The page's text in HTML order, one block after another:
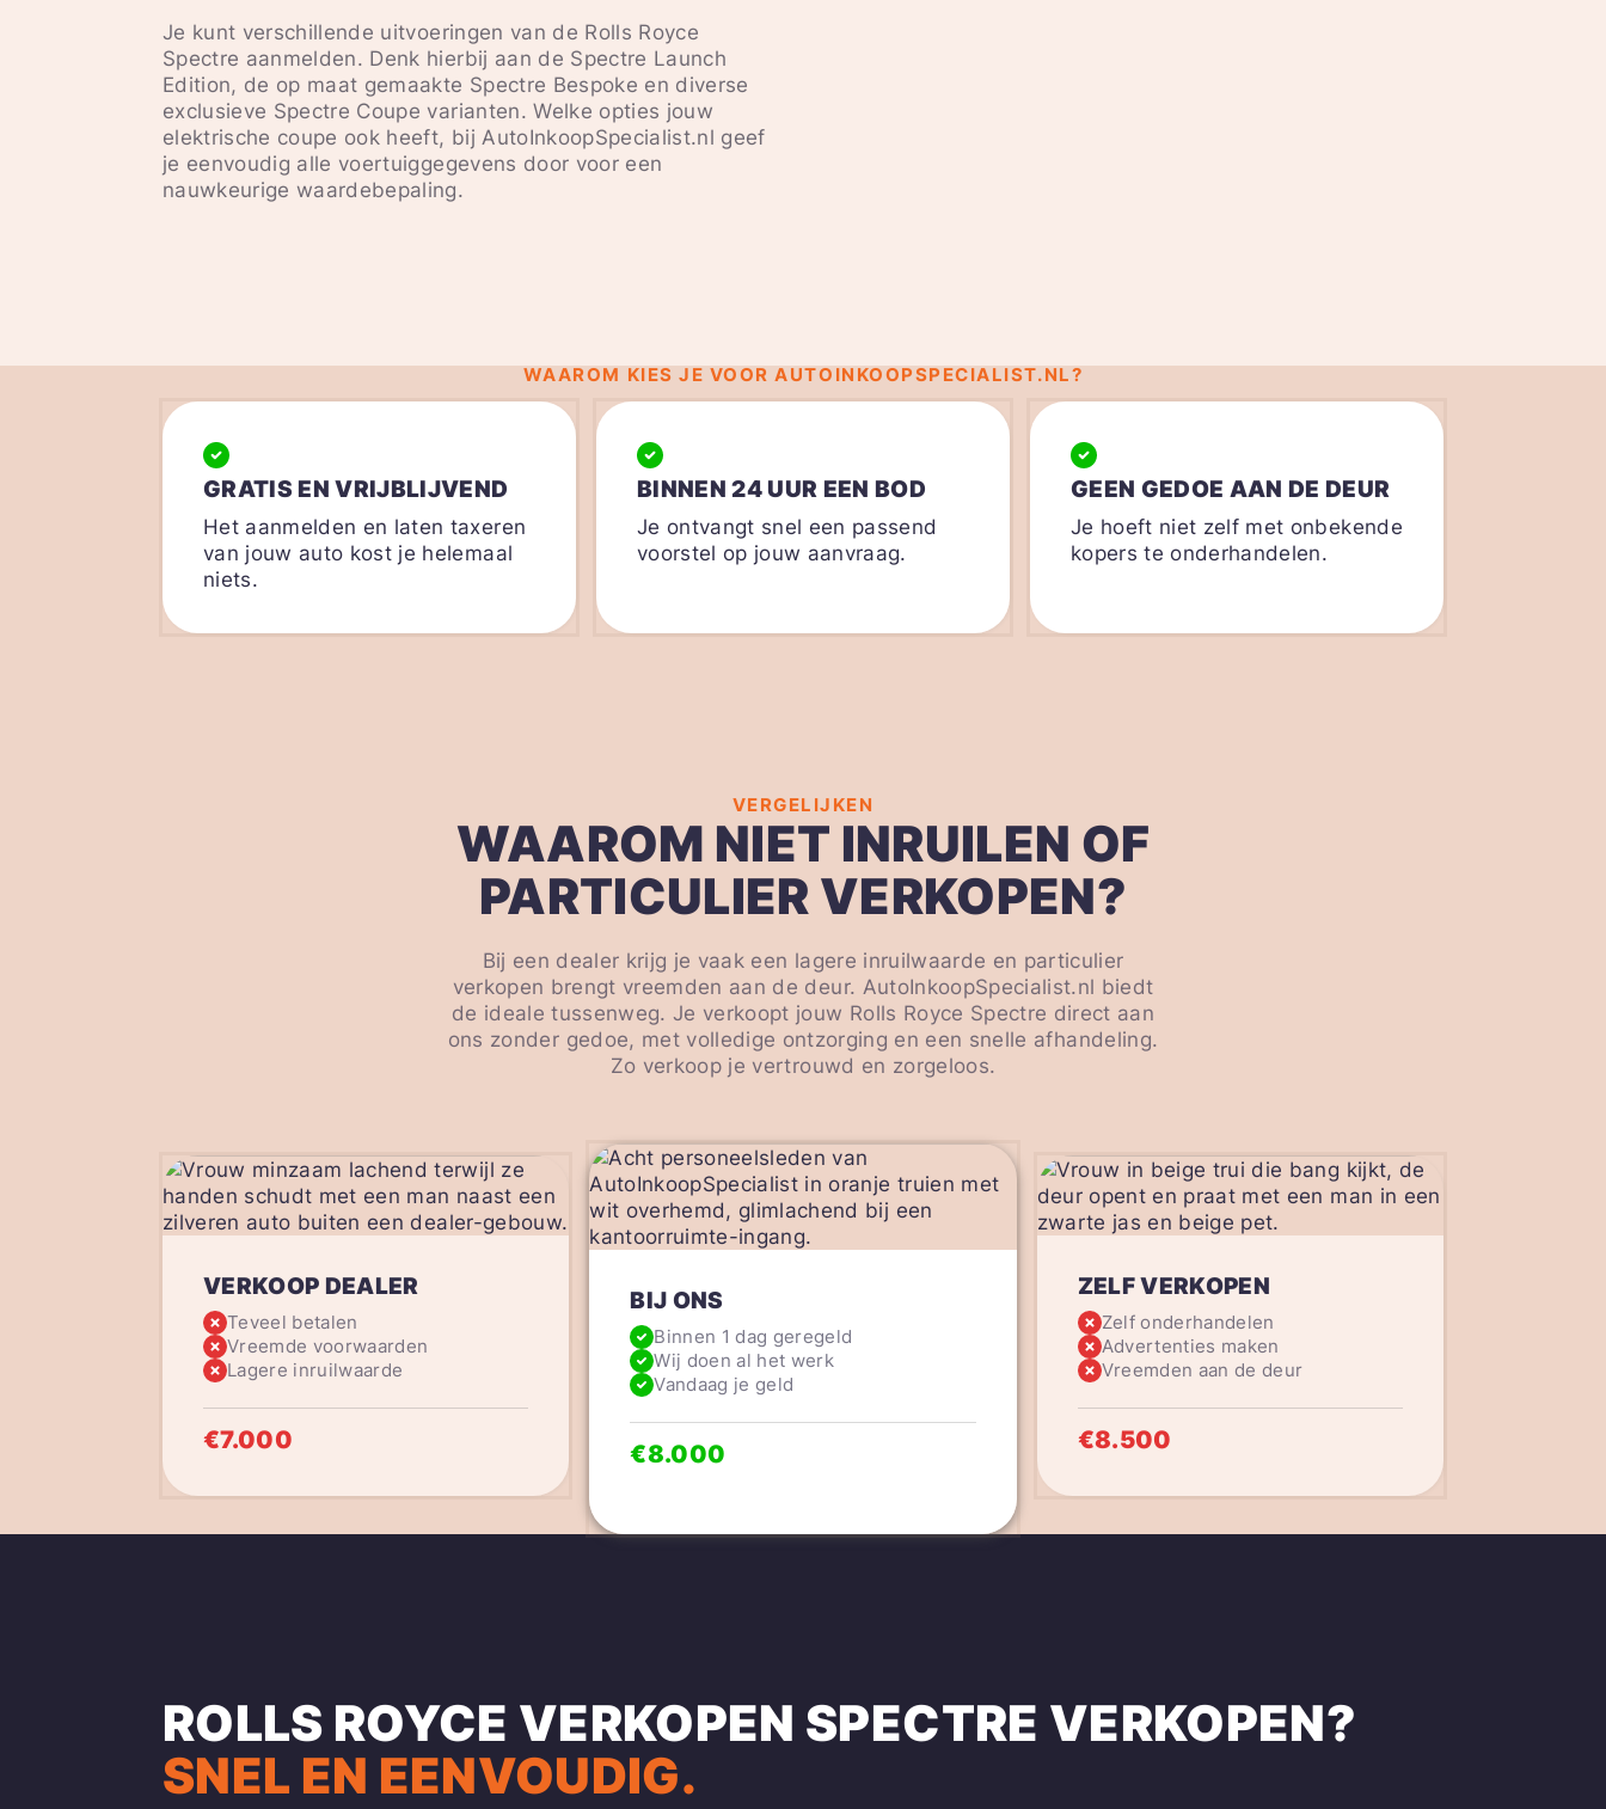
Je kunt verschillende uitvoeringen van de Rolls Royce
Spectre aanmelden. Denk hierbij aan de Spectre Launch
Edition, de op maat gemaakte Spectre Bespoke en diverse
exclusieve Spectre Coupe varianten. Welke opties jouw
elektrische coupe ook heeft, bij AutoInkoopSpecialist.nl geef
je eenvoudig alle voertuiggegevens door voor een
nauwkeurige waardebepaling.
WAAROM KIES JE VOOR AUTOINKOOPSPECIALIST.NL?
GRATIS EN VRIJBLIJVEND
Het aanmelden en laten taxeren
van jouw auto kost je helemaal
niets.
BINNEN 24 UUR EEN BOD
Je ontvangt snel een passend
voorstel op jouw aanvraag.
GEEN GEDOE AAN DE DEUR
Je hoeft niet zelf met onbekende
kopers te onderhandelen.
VERGELIJKEN
WAAROM NIET INRUILEN OF
PARTICULIER VERKOPEN?
Bij een dealer krijg je vaak een lagere inruilwaarde en particulier
verkopen brengt vreemden aan de deur. AutoInkoopSpecialist.nl biedt
de ideale tussenweg. Je verkoopt jouw Rolls Royce Spectre direct aan
ons zonder gedoe, met volledige ontzorging en een snelle afhandeling.
Zo verkoop je vertrouwd en zorgeloos.
VERKOOP DEALER
Teveel betalen
Vreemde voorwaarden
Lagere inruilwaarde
€7.000
BIJ ONS
Binnen 1 dag geregeld
Wij doen al het werk
Vandaag je geld
€8.000
ZELF VERKOPEN
Zelf onderhandelen
Advertenties maken
Vreemden aan de deur
€8.500
ROLLS ROYCE VERKOPEN SPECTRE VERKOPEN?
SNEL EN EENVOUDIG.